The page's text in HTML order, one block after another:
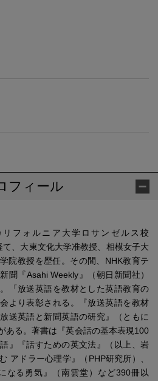
フィール
フォルニア大学ロサンゼルス校
て、大東文化大学准教授、相模女子大
院教授を歴任。その間、NHK教育テ
聞『Asahi Weekly』（朝日新聞社）
「放送英語を教材とした英語教育の
より表彰される。『放送英語を教材
送英語と新聞英語の研究』（ともに
ある。著書は『英会話の基本表現100
』『話すための英文法』（以上、岩
アドラー心理学』（PHP研究所）、
なる勇気』（南雲堂）など390冊以